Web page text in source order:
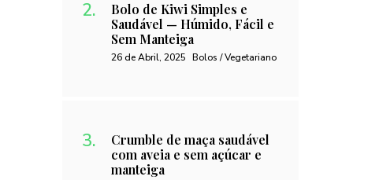
Bolo de Kiwi Simples e
Saudável — Húmido, Fácil e
Sem Manteiga
26 de Abril, 2025 Bolos / Vegetariano
Crumble de maça saudável
com aveia e sem açúcar e
manteiga